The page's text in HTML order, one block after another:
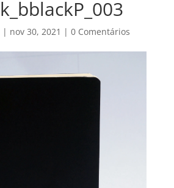
| nov 30, 2021 | 0 Comentários